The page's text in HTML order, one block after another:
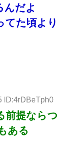
んだよ
てた頃より
ID:4rDBeTph0
前提ならつ
ある